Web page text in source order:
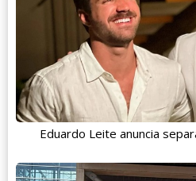
Eduardo Leite anuncia